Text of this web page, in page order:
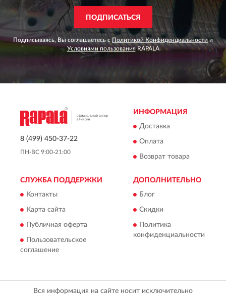
ПОДПИСАТЬСЯ
Подписываясь, Вы соглашаетесь сПолитикой Конфиденциальности и
Условиями пользованияRAPALA
8 (499) 450-37-22
ПН-ВС 9:00-21:00
ИНФОРМАЦИЯ
Доставка
Оплата
Возврат товара
СЛУЖБА ПОДДЕРЖКИ
Контакты
Карта сайта
Публичная оферта
Пользовательское
соглашение
ДОПОЛНИТЕЛЬНО
Блог
Скидки
Политика
конфиденциальности
Вся информация на сайте носит исключительно